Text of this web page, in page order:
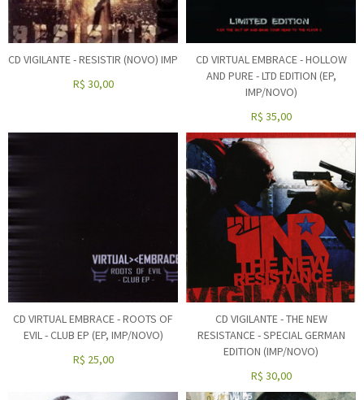
CD VIGILANTE - RESISTIR (NOVO) IMP
R$ 30,00
CD VIRTUAL EMBRACE - HOLLOW
AND PURE - LTD EDITION (EP,
IMP/NOVO)
R$ 35,00
CD VIRTUAL EMBRACE - ROOTS OF
EVIL - CLUB EP (EP, IMP/NOVO)
R$ 25,00
CD VIGILANTE - THE NEW
RESISTANCE - SPECIAL GERMAN
EDITION (IMP/NOVO)
R$ 30,00